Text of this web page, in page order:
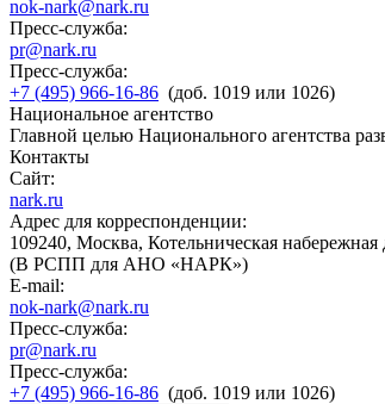
nok-nark@nark.ru
Пресс-служба:
pr@nark.ru
Пресс-служба:
+7 (495) 966-16-86 (доб. 1019 или 1026)
Национальное агентство
Главной целью Национального агентства
Контакты
Сайт:
nark.ru
Адрес для корреспонденции:
109240, Москва, Котельническая набережная
(В РСПП для АНО «НАРК»)
E-mail:
nok-nark@nark.ru
Пресс-служба:
pr@nark.ru
Пресс-служба:
+7 (495) 966-16-86 (доб. 1019 или 1026)